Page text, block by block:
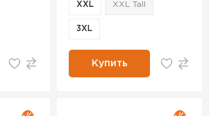
XXL XXL Tall
3XL
Купить